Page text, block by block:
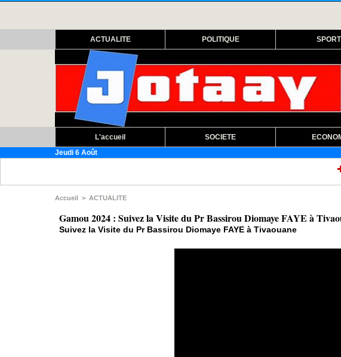
ACTUALITE POLITIQUE
L'accueil SOCIETE
Jeudi 6 Août
RÉFORME
Accueil > ACTUALITE
Gamou 2024 : Suivez la Visite du Pr Bassirou Diomaye FAYE à
Suivez la Visite du Pr Bassirou Diomaye FAYE à Tivaouane